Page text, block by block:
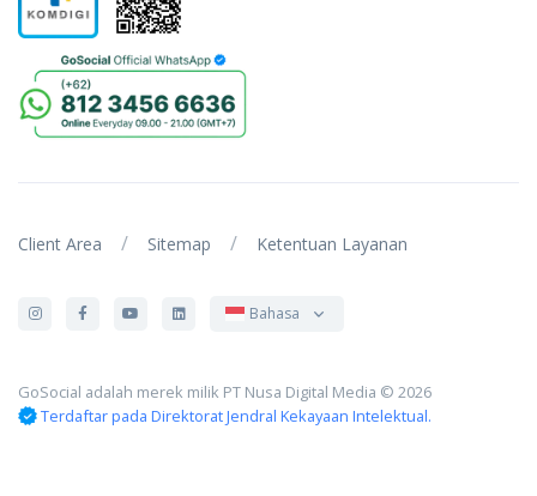
Client Area / Sitemap / Ketentuan Layanan
Bahasa
GoSocial adalah merek milik PT Nusa Digital Media © 2026
Terdaftar pada Direktorat Jendral Kekayaan Intelektual.